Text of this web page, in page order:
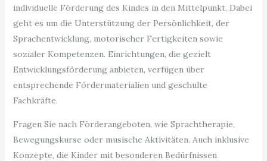
individuelle Förderung des Kindes in den Mittelpunkt. Dabei
geht es um die Unterstützung der Persönlichkeit, der
Sprachentwicklung, motorischer Fertigkeiten sowie
sozialer Kompetenzen. Einrichtungen, die gezielt
Entwicklungsförderung anbieten, verfügen über
entsprechende Fördermaterialien und geschulte
Fachkräfte.
Fragen Sie nach Förderangeboten, wie Sprachtherapie,
Bewegungskurse oder musische Aktivitäten. Auch inklusive
Konzepte, die Kinder mit besonderen Bedürfnissen